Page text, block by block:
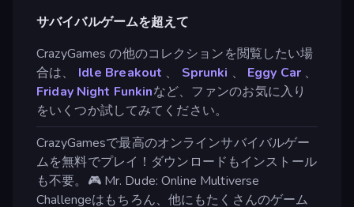
サバイバルゲームを超えて
CrazyGames の他のコレクションを閲覧したい場
合は、 Idle Breakout 、 Sprunki 、 Eggy Car 、
Friday Night Funkinなど、ファンのお気に入り
をいくつか試してみてください。
CrazyGamesで最高のオンラインサバイバルゲー
ムを無料でプレイ！ダウンロードもインストール
も不要。🎮 Mr. Dude: Online Multiverse
Challengeはもちろん、他にもたくさんのゲーム